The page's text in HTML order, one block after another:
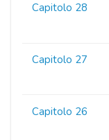
Capitolo 28
Capitolo 27
Capitolo 26